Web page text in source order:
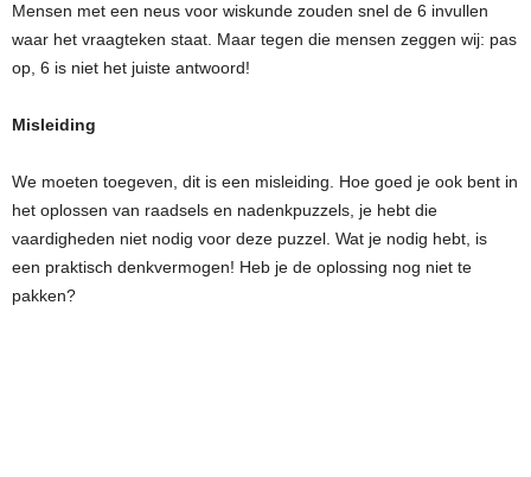
Mensen met een neus voor wiskunde zouden snel de 6 invullen
waar het vraagteken staat. Maar tegen die mensen zeggen wij: pas
op, 6 is niet het juiste antwoord!
Misleiding
We moeten toegeven, dit is een misleiding. Hoe goed je ook bent in
het oplossen van raadsels en nadenkpuzzels, je hebt die
vaardigheden niet nodig voor deze puzzel. Wat je nodig hebt, is
een praktisch denkvermogen! Heb je de oplossing nog niet te
pakken?